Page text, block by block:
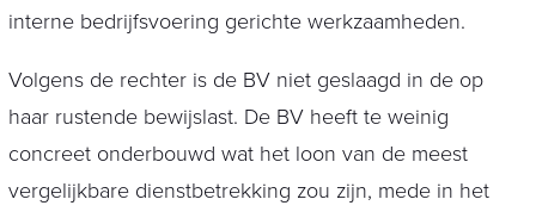
interne bedrijfsvoering gerichte werkzaamheden.
Volgens de rechter is de BV niet geslaagd in de op
haar rustende bewijslast. De BV heeft te weinig
concreet onderbouwd wat het loon van de meest
vergelijkbare dienstbetrekking zou zijn, mede in het